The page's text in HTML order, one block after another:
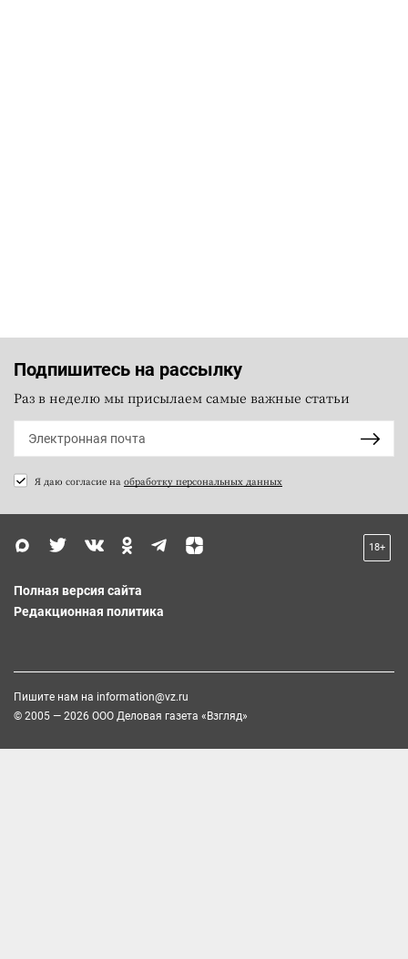
Подпишитесь на рассылку
Раз в неделю мы присылаем самые важные статьи
Я даю согласие на обработку персональных данных
18+
Полная версия сайта
Редакционная политика
Пишите нам на information@vz.ru
© 2005 — 2026 ООО Деловая газета «Взгляд»